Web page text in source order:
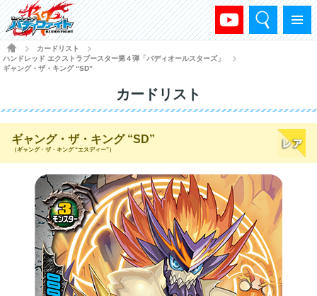
メニュー
検索
HOME
カードリスト
ハンドレッド エクストラブースター第４弾「バディオールスターズ」
ギャング・ザ・キング “SD”
カードリスト
ギャング・ザ・キング “SD”
（ギャング・ザ・キング “エスディー”）